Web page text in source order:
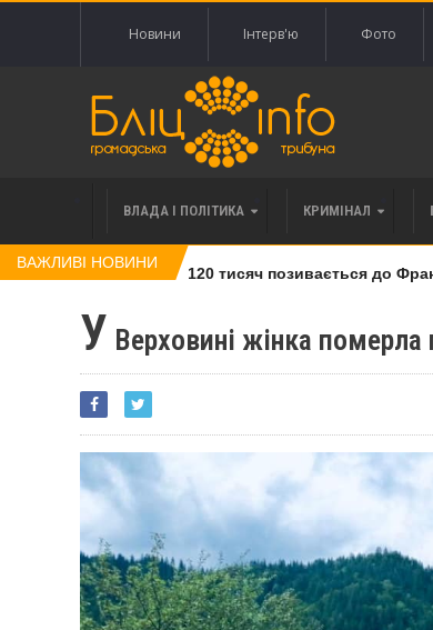
Новини Інтерв'ю Фото
ВЛАДА І ПОЛІТИКА КРИМІНАЛ
ВАЖЛИВІ НОВИНИ
права вимоги за 120 тисяч позивається до
У Верховині жінка померла